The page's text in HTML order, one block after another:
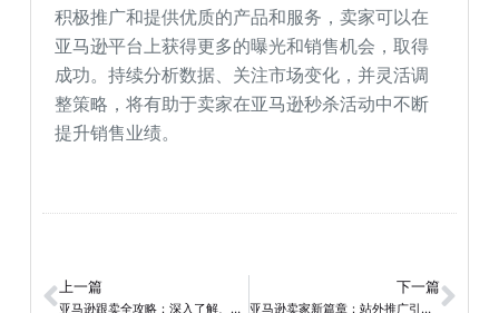
积极推广和提供优质的产品和服务，卖家可以在
亚马逊平台上获得更多的曝光和销售机会，取得
成功。持续分析数据、关注市场变化，并灵活调
整策略，将有助于卖家在亚马逊秒杀活动中不断
提升销售业绩。
上一篇
亚马逊跟卖全攻略：深入了解、合规操作与增强竞争力
下一篇
亚马逊卖家新篇章：站外推广引流秘籍与平台大揭秘